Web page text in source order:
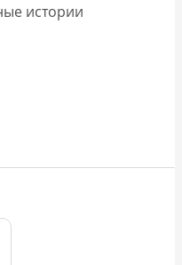
истории